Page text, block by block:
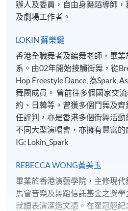
辦人及委員，自由身舞蹈導師
及劇場工作者。
LOKIN 蘇樂鍵
香港全職舞者及編舞老師，畢
系。由02年開始接觸街舞，從
Hop Freestyle Dance, 為Spark,
舞團成員。 曾前往多個國家交
約、日韓等。曾獲多個鬥舞及
任評判，亦是香港多個街舞活
不同大型演唱會，亦擁有豐富的
IG: Lokin_Spark
REBECCA WONG黃美玉
畢業於香港演藝學院，主修現
馬會音樂及舞蹈信託基金之獎
就讀表演深造文憑。在翟冠翹